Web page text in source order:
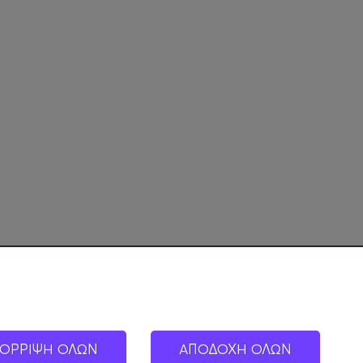
ΟΛΩΝ ΑΠΟΔΟΧΗ ΟΛΩΝ